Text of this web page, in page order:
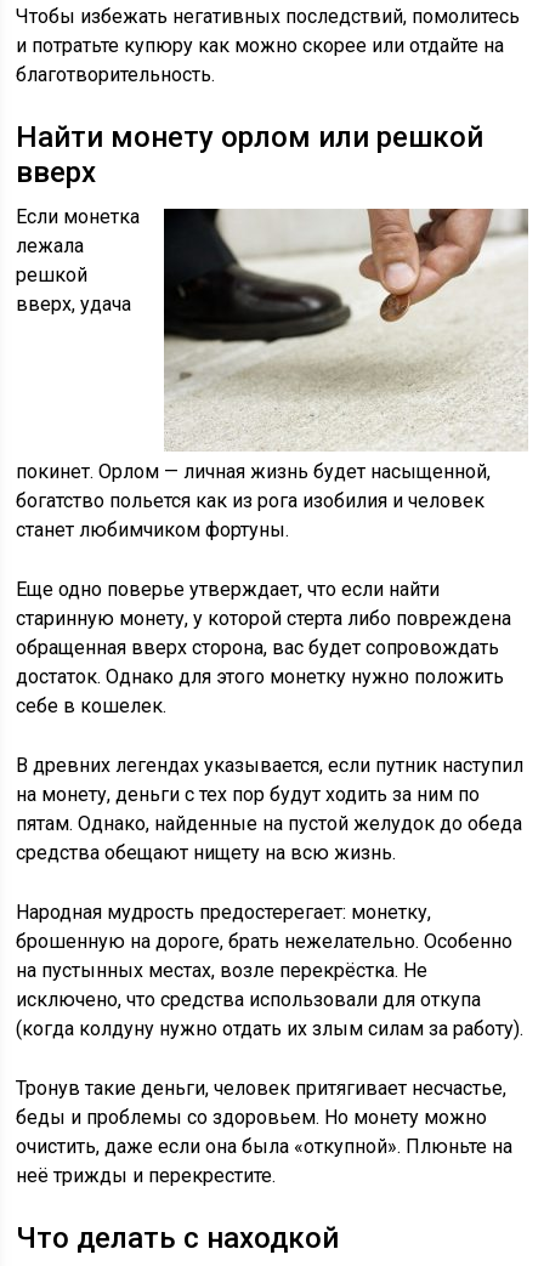
Чтобы избежать негативных последствий, помолитесь
и потратьте купюру как можно скорее или отдайте на
благотворительность.
Найти монету орлом или решкой
вверх
Если монетка
лежала
решкой
вверх, удача
покинет. Орлом — личная жизнь будет насыщенной,
богатство польется как из рога изобилия и человек
станет любимчиком фортуны.
Еще одно поверье утверждает, что если найти
старинную монету, у которой стерта либо повреждена
обращенная вверх сторона, вас будет сопровождать
достаток. Однако для этого монетку нужно положить
себе в кошелек.
В древних легендах указывается, если путник наступил
на монету, деньги с тех пор будут ходить за ним по
пятам. Однако, найденные на пустой желудок до обеда
средства обещают нищету на всю жизнь.
Народная мудрость предостерегает: монетку,
брошенную на дороге, брать нежелательно. Особенно
на пустынных местах, возле перекрёстка. Не
исключено, что средства использовали для откупа
(когда колдуну нужно отдать их злым силам за работу).
Тронув такие деньги, человек притягивает несчастье,
беды и проблемы со здоровьем. Но монету можно
очистить, даже если она была «откупной». Плюньте на
неё трижды и перекрестите.
Что делать с находкой